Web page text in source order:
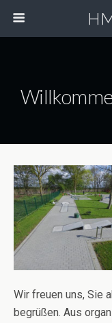
Wir freuen uns, Sie
begrüßen. Aus